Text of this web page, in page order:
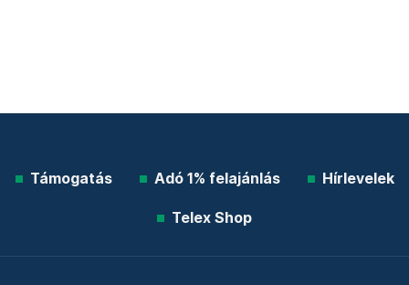
Támogatás Adó 1% felajánlás Hírlevelek
Telex Shop